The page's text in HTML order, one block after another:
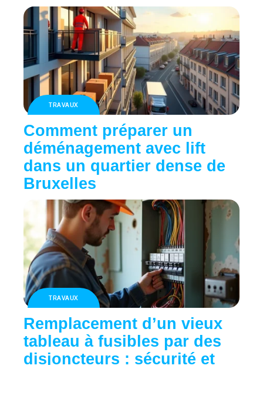
TRAVAUX
Comment préparer un
déménagement avec lift
dans un quartier dense de
Bruxelles
TRAVAUX
Remplacement d’un vieux
tableau à fusibles par des
disjoncteurs : sécurité et